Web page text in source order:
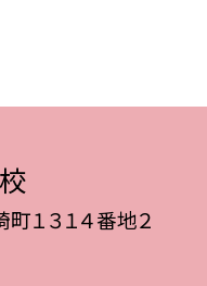
１３１４番地２